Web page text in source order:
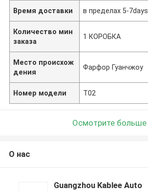
Время доставки в пределах 5-7days
Количество мин
заказа
1 КОРОБКА
Место происхож
дения
Фарфор Гуанчжоу
Номер модели T02
Осмотрите больше
О нас
Guangzhou Kablee Auto